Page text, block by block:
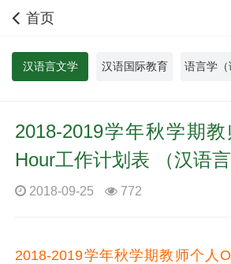
首页
汉语言文学 汉语国际教育
2018-2019学年秋学期
Hour工作计划表 （汉语言
2018-09-25 772
2018-2019学年秋学期教师个人